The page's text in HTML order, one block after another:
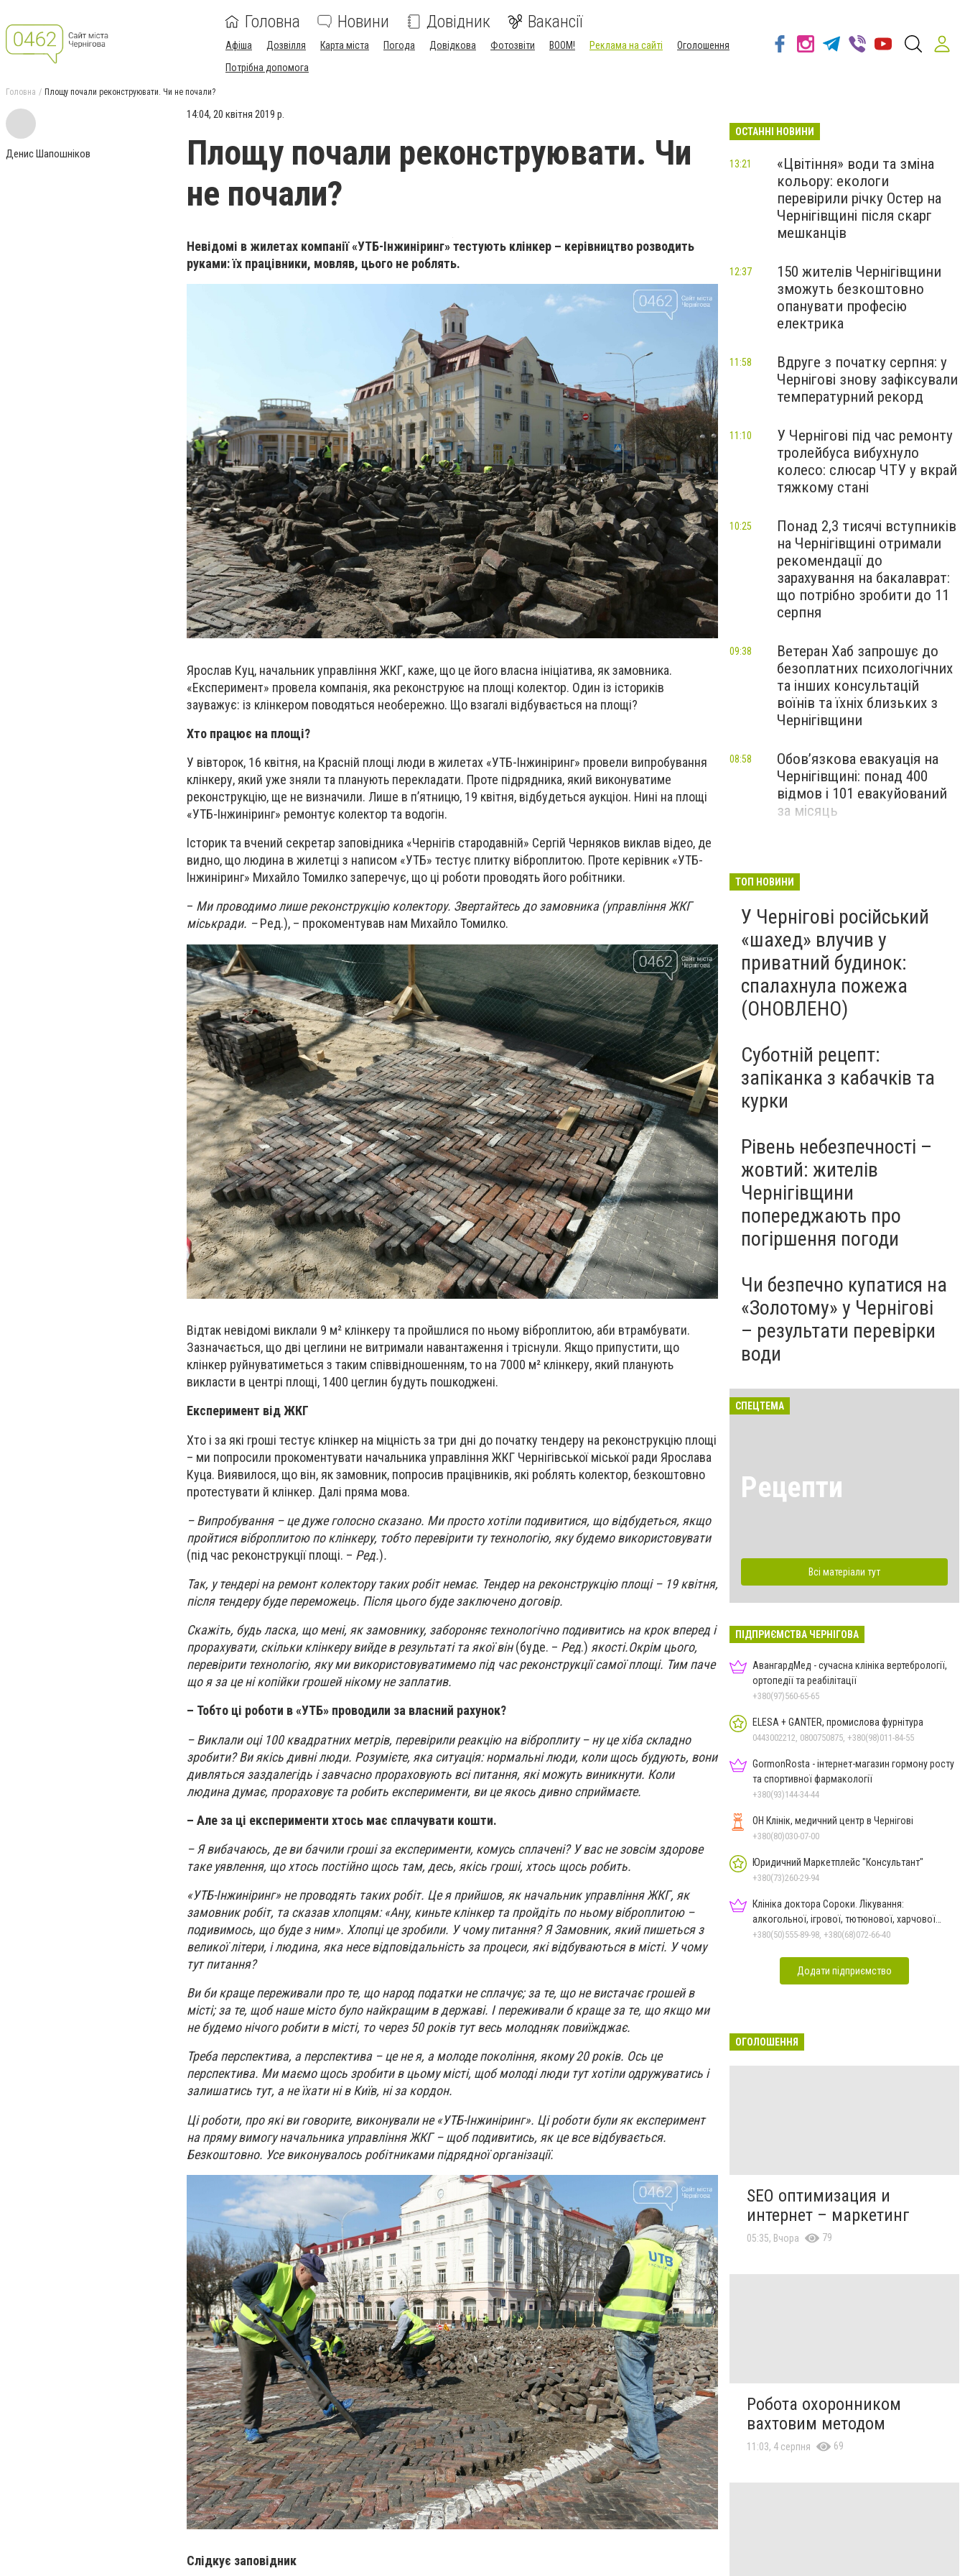
Головна Новини Довідник Вакансії
Афіша Дозвілля Карта міста Погода Довідкова Фотозвіти BOOM! Реклама на сайті
Оголошення
Потрібна допомога
Головна Площу почали реконструювати. Чи не почали?
Денис Шапошніков
14:04, 20 квітня 2019 р.
Площу почали реконструювати. Чи
не почали?
Невідомі в жилетах компанії «УТБ-Інжиніринг» тестують клінкер – керівництво розводить
руками: їх працівники, мовляв, цього не роблять.
Ярослав Куц, начальник управління ЖКГ, каже, що це його власна ініціатива, як замовника.
«Експеримент» провела компанія, яка реконструює на площі колектор. Один із істориків
зауважує: із клінкером поводяться необережно. Що взагалі відбувається на площі?
Хто працює на площі?
У вівторок, 16 квітня, на Красній площі люди в жилетах «УТБ-Інжиніринг» провели випробування
клінкеру, який уже зняли та планують перекладати. Проте підрядника, який виконуватиме
реконструкцію, ще не визначили. Лише в п’ятницю, 19 квітня, відбудеться аукціон. Нині на площі
«УТБ-Інжиніринг» ремонтує колектор та водогін.
Історик та вчений секретар заповідника «Чернігів стародавній» Сергій Черняков виклав відео, де
видно, що людина в жилетці з написом «УТБ» тестує плитку віброплитою. Проте керівник «УТБ-
Інжиніринг» Михайло Томилко заперечує, що ці роботи проводять його робітники.
– Ми проводимо лише реконструкцію колектору. Звертайтесь до замовника (управління ЖКГ
міськради. –Ред.), – прокоментував нам Михайло Томилко.
Відтак невідомі виклали 9 м² клінкеру та пройшлися по ньому віброплитою, аби втрамбувати.
Зазначається, що дві цеглини не витримали навантаження і тріснули. Якщо припустити, що
клінкер руйнуватиметься з таким співвідношенням, то на 7000 м² клінкеру, який планують
викласти в центрі площі, 1400 цеглин будуть пошкоджені.
Експеримент від ЖКГ
Хто і за які гроші тестує клінкер на міцність за три дні до початку тендеру на реконструкцію площі
– ми попросили прокоментувати начальника управління ЖКГ Чернігівської міської ради Ярослава
Куца. Виявилося, що він, як замовник, попросив працівників, які роблять колектор, безкоштовно
протестувати й клінкер. Далі пряма мова.
– Випробування – це дуже голосно сказано. Ми просто хотіли подивитися, що відбудеться, якщо
пройтися віброплитою по клінкеру, тобто перевірити ту технологію, яку будемо використовувати
(під час реконструкції площі. – Ред.).
Так, у тендері на ремонт колектору таких робіт немає. Тендер на реконструкцію площі – 19 квітня,
після тендеру буде переможець. Після цього буде заключено договір.
Скажіть, будь ласка, що мені, як замовнику, забороняє технологічно подивитись на крок вперед і
прорахувати, скільки клінкеру вийде в результаті та якої він(буде. – Ред.) якості.Окрім цього,
перевірити технологію, яку ми використовуватимемо під час реконструкції самої площі. Тим паче
що я за це ні копійки грошей нікому не заплатив.
– Тобто ці роботи в «УТБ» проводили за власний рахунок?
– Виклали оці 100 квадратних метрів, перевірили реакцію на віброплиту – ну це хіба складно
зробити? Ви якісь дивні люди. Розумієте, яка ситуація: нормальні люди, коли щось будують, вони
дивляться заздалегідь і завчасно прораховують всі питання, які можуть виникнути. Коли
людина думає, прораховує та робить експерименти, ви це якось дивно сприймаєте.
– Але за ці експерименти хтось має сплачувати кошти.
– Я вибачаюсь, де ви бачили гроші за експерименти, комусь сплачені? У вас не зовсім здорове
таке уявлення, що хтось постійно щось там, десь, якісь гроші, хтось щось робить.
«УТБ-Інжиніринг» не проводять таких робіт. Це я прийшов, як начальник управління ЖКГ, як
замовник робіт, та сказав хлопцям: «Ану, киньте клінкер та пройдіть по ньому віброплитою –
подивимось, що буде з ним». Хлопці це зробили. У чому питання? Я Замовник, який пишеться з
великої літери, і людина, яка несе відповідальність за процеси, які відбуваються в місті. У чому
тут питання?
Ви би краще переживали про те, що народ податки не сплачує; за те, що не вистачає грошей в
місті; за те, щоб наше місто було найкращим в державі. І переживали б краще за те, що якщо ми
не будемо нічого робити в місті, то через 50 років тут весь молодняк повиїжджає.
Треба перспектива, а перспектива – це не я, а молоде покоління, якому 20 років. Ось це
перспектива. Ми маємо щось зробити в цьому місті, щоб молоді люди тут хотіли одружуватись і
залишатись тут, а не їхати ні в Київ, ні за кордон.
Ці роботи, про які ви говорите, виконували не «УТБ-Інжиніринг». Ці роботи були як експеримент
на пряму вимогу начальника управління ЖКГ – щоб подивитись, як це все відбувається.
Безкоштовно. Усе виконувалось робітниками підрядної організації.
Слідкує заповідник
ОСТАННІ НОВИНИ
«Цвітіння» води та зміна
кольору: екологи
перевірили річку Остер на
Чернігівщині після скарг
мешканців
13:21
150 жителів Чернігівщини
зможуть безкоштовно
опанувати професію
електрика
12:37
Вдруге з початку серпня: у
Чернігові знову зафіксували
температурний рекорд
11:58
У Чернігові під час ремонту
тролейбуса вибухнуло
колесо: слюсар ЧТУ у вкрай
тяжкому стані
11:10
Понад 2,3 тисячі вступників
на Чернігівщині отримали
рекомендації до
зарахування на бакалаврат:
що потрібно зробити до 11
серпня
10:25
Ветеран Хаб запрошує до
безоплатних психологічних
та інших консультацій
воїнів та їхніх близьких з
Чернігівщини
09:38
Обов’язкова евакуація на
Чернігівщині: понад 400
відмов і 101 евакуйований
за місяць
08:58
тисяч тонн зерна та 190
ТОП НОВИНИ
У Чернігові російський
«шахед» влучив у
приватний будинок:
спалахнула пожежа
(ОНОВЛЕНО)
Суботній рецепт:
запіканка з кабачків та
курки
Рівень небезпечності –
жовтий: жителів
Чернігівщини
попереджають про
погіршення погоди
Чи безпечно купатися на
«Золотому» у Чернігові
– результати перевірки
води
СПЕЦТЕМА
Рецепти
Всі матеріали тут
ПІДПРИЄМСТВА ЧЕРНІГОВА
АвангардМед - сучасна клініка вертебрології,
ортопедії та реабілітації
+380(97)560-65-65
ELESA + GANTER, промислова фурнітура
0443002212, 0800750875, +380(98)011-84-55
GormonRosta - інтернет-магазин гормону росту
та спортивної фармакології
+380(93)144-34-44
ОН Клінік, медичний центр в Чернігові
+380(80)030-07-00
Юридичний Маркетплейс "Консультант"
+380(73)260-29-94
Клініка доктора Сороки. Лікування:
алкогольної, ігрової, тютюнової, харчової
залежностей, неврозів т
+380(50)555-89-98, +380(68)072-66-40
Додати підприємство
ОГОЛОШЕННЯ
SEO оптимизация и
интернет – маркетинг
05:35, Вчора 79
Робота охоронником
вахтовим методом
11:03, 4 серпня 69